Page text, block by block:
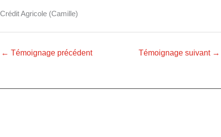
Crédit Agricole (Camille)
← Témoignage précédent Témoignage suivant →